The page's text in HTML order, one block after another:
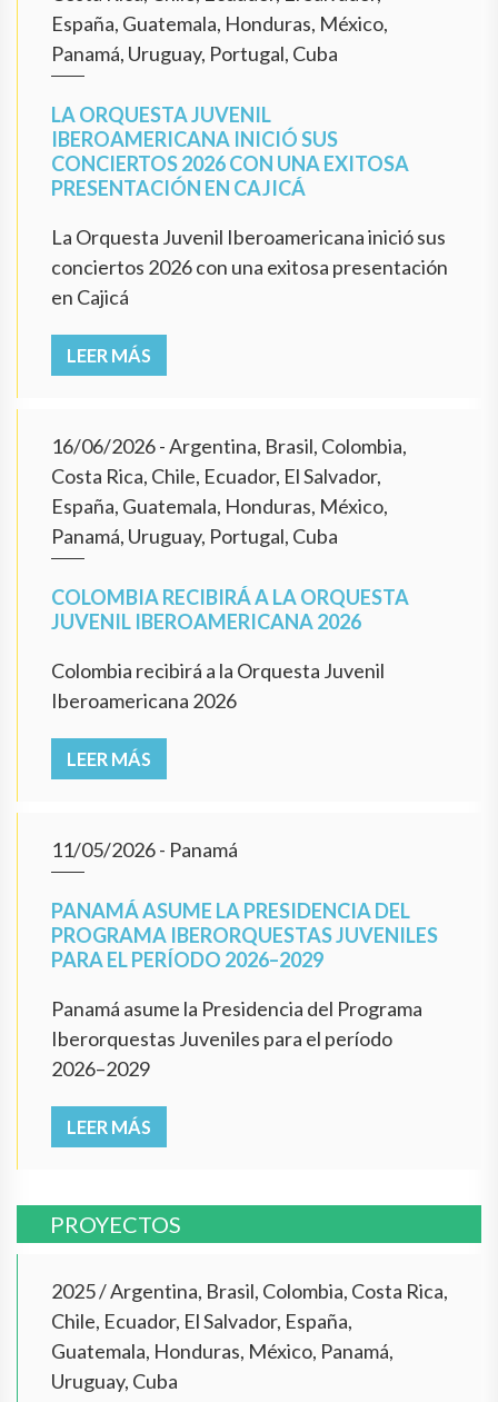
España, Guatemala, Honduras, México,
Panamá, Uruguay, Portugal, Cuba
LA ORQUESTA JUVENIL
IBEROAMERICANA INICIÓ SUS
CONCIERTOS 2026 CON UNA EXITOSA
PRESENTACIÓN EN CAJICÁ
La Orquesta Juvenil Iberoamericana inició sus
conciertos 2026 con una exitosa presentación
en Cajicá
LEER MÁS
16/06/2026- Argentina, Brasil, Colombia,
Costa Rica, Chile, Ecuador, El Salvador,
España, Guatemala, Honduras, México,
Panamá, Uruguay, Portugal, Cuba
COLOMBIA RECIBIRÁ A LA ORQUESTA
JUVENIL IBEROAMERICANA 2026
Colombia recibirá a la Orquesta Juvenil
Iberoamericana 2026
LEER MÁS
11/05/2026- Panamá
PANAMÁ ASUME LA PRESIDENCIA DEL
PROGRAMA IBERORQUESTAS JUVENILES
PARA EL PERÍODO 2026–2029
Panamá asume la Presidencia del Programa
Iberorquestas Juveniles para el período
2026–2029
LEER MÁS
PROYECTOS
2025/Argentina, Brasil, Colombia, Costa Rica,
Chile, Ecuador, El Salvador, España,
Guatemala, Honduras, México, Panamá,
Uruguay, Cuba